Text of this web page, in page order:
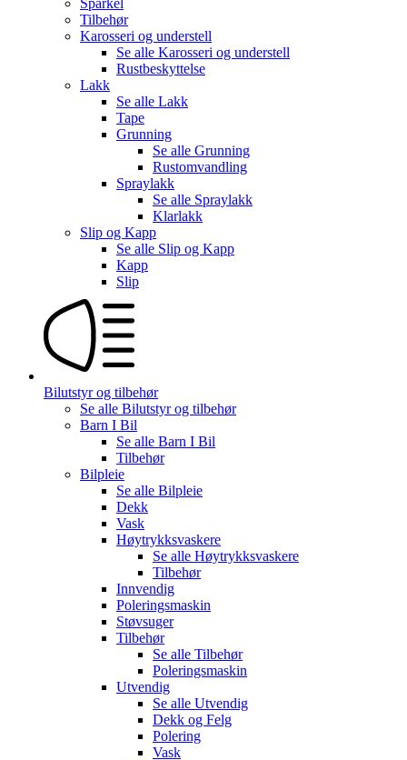
Tilbehør
Karosseri og understell
Se alle Karosseri og understell
Rustbeskyttelse
Lakk
Se alle Lakk
Tape
Grunning
Se alle Grunning
Rustomvandling
Spraylakk
Se alle Spraylakk
Klarlakk
Slip og Kapp
Se alle Slip og Kapp
Kapp
Slip
Bilutstyr og tilbehør
Se alle Bilutstyr og tilbehør
Barn I Bil
Se alle Barn I Bil
Tilbehør
Bilpleie
Se alle Bilpleie
Dekk
Vask
Høytrykksvaskere
Se alle Høytrykksvaskere
Tilbehør
Innvendig
Poleringsmaskin
Støvsuger
Tilbehør
Se alle Tilbehør
Poleringsmaskin
Utvendig
Se alle Utvendig
Dekk og Felg
Polering
Vask